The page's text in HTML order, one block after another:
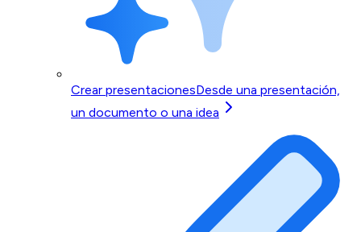
Crear presentacionesDesde una presentación,
un documento o una idea